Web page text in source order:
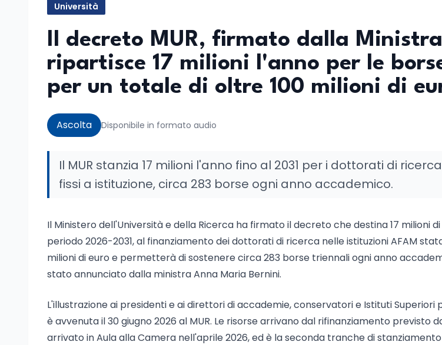
Università
Il decreto MUR, firmato dalla
ripartisce 17 milioni l'anno per le
per un totale di oltre 100 milioni di
Ascolta Disponibile in formato audio
Il MUR stanzia 17 milioni l'anno fino al 2031 per i dottorati di
fissi a istituzione, circa 283 borse ogni anno accademico.
Il Ministero dell'Università e della Ricerca ha firmato il decreto che destina 17 milioni
periodo 2026-2031, al finanziamento dei dottorati di ricerca nelle istituzioni AFAM
milioni di euro e permetterà di sostenere circa 283 borse triennali ogni anno
stato annunciato dalla ministra Anna Maria Bernini.
L'illustrazione ai presidenti e ai direttori di accademie, conservatori e Istituti Superiori
è avvenuta il 30 giugno 2026 al MUR. Le risorse arrivano dal rifinanziamento previsto
arrivato in Aula alla Camera nell'aprile 2026, ed è la seconda tranche di